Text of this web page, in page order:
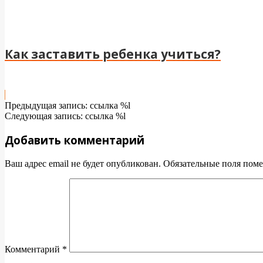
Как заставить ребенка учиться?
2023-
10-
Предыдущая запись: ссылка %l
Следующая запись: ссылка %l
Добавить комментарий
Ваш адрес email не будет опубликован. Обязательные поля
Комментарий *